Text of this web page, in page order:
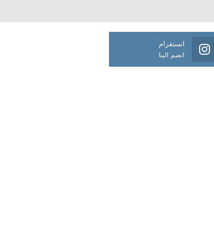
انستغرام
انضم الينا